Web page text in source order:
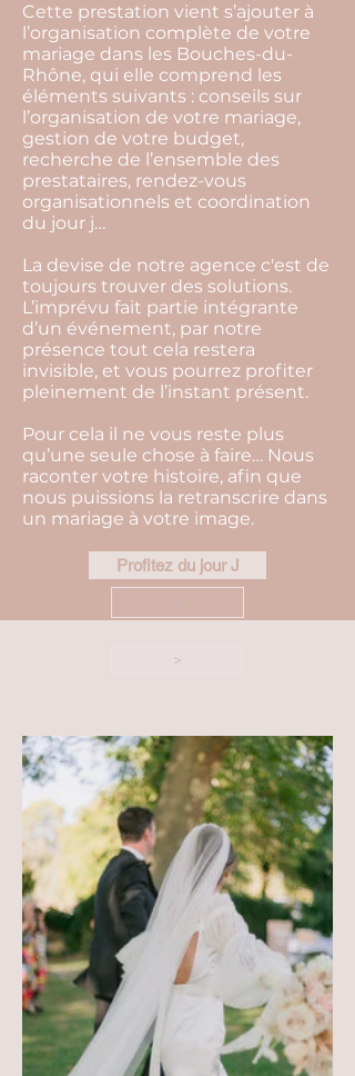
Cette prestation vient s’ajouter à
l’organisation complète de votre
mariage dans les Bouches-du-
Rhône, qui elle comprend les
éléments suivants : conseils sur
l’organisation de votre mariage,
gestion de votre budget,
recherche de l’ensemble des
prestataires, rendez-vous
organisationnels et coordination
du jour j…
La devise de notre agence c'est de
toujours trouver des solutions.
L’imprévu fait partie intégrante
d’un événement, par notre
présence tout cela restera
invisible, et vous pourrez profiter
pleinement de l’instant présent.
Pour cela il ne vous reste plus
qu’une seule chose à faire… Nous
raconter votre histoire, afin que
nous puissions la retranscrire dans
un mariage à votre image.
Profitez du jour J
>